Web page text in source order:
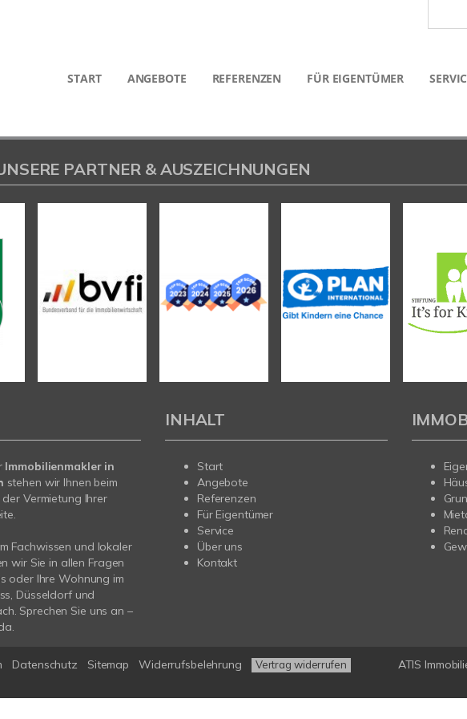
START ANGEBOTE REFERENZEN FÜR EIGENTÜMER
PARTNER & AUSZEICHNUNGEN
Immobilienmakler in
stehen wir Ihnen beim
Vermietung Ihrer
Fachwissen und lokaler
wir Sie in allen Fragen
oder Ihre Wohnung im
Düsseldorf und
Sprechen Sie uns an –
INHALT
Start
Angebote
Referenzen
Für Eigentümer
Service
Über uns
Kontakt
Datenschutz Sitemap Widerrufsbelehrung Vertrag widerrufen ATIS